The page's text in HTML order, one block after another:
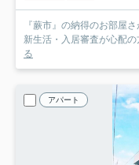
『蕨市』の納得のお部屋
新生活・入居審査が心配
る
アパート